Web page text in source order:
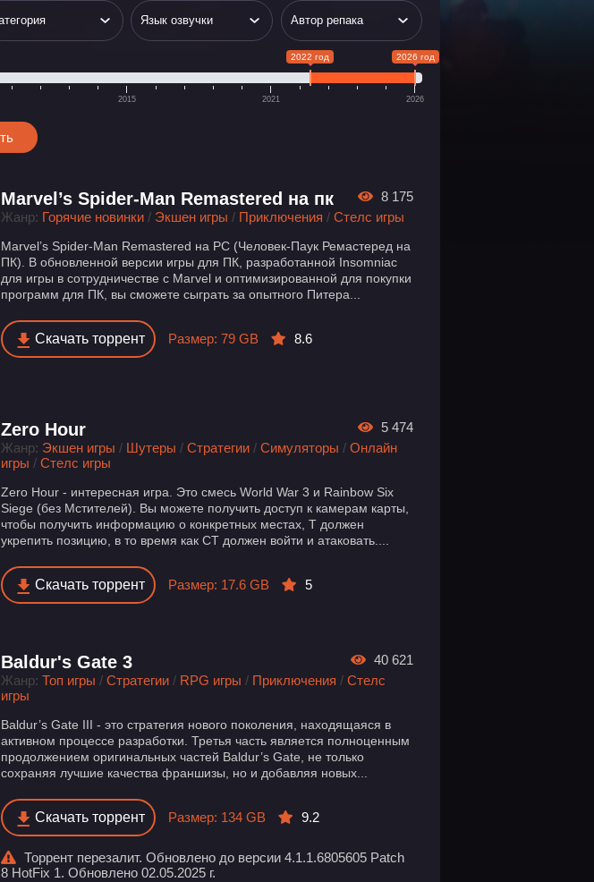
2022 год 2026 год
2015 2021 2026
Marvel’s Spider-Man Remastered на пк
Жанр: Горячие новинки / Экшен игры / Приключения /Стелс игры
Marvel’s Spider-Man Remastered на PC (Человек-Паук Ремастеред на
ПК). В обновленной версии игры для ПК, разработанной Insomniac
для игры в сотрудничестве с Marvel и оптимизированной для покупки
программ для ПК, вы сможете сыграть за опытного Питера...
Скачать торрент Размер: 79 GB 8.6
8 175
Zero Hour
Жанр: Экшен игры / Шутеры /Стратегии /Симуляторы /Онлайн
игры /Стелс игры
Zero Hour - интересная игра. Это смесь World War 3 и Rainbow Six
Siege (без Мстителей). Вы можете получить доступ к камерам карты,
чтобы получить информацию о конкретных местах, T должен
укрепить позицию, в то время как CT должен войти и атаковать....
Скачать торрент Размер: 17.6 GB 5
5 474
Baldur's Gate 3
Жанр: Топ игры /Стратегии / RPG игры / Приключения /Стелс
игры
Baldur’s Gate III - это стратегия нового поколения, находящаяся в
активном процессе разработки. Третья часть является полноценным
продолжением оригинальных частей Baldur’s Gate, не только
сохраняя лучшие качества франшизы, но и добавляя новых...
Скачать торрент Размер: 134 GB 9.2
Торрент перезалит. Обновлено до версии 4.1.1.6805605 Patch
8 HotFix 1. Обновлено 02.05.2025 г.
40 621